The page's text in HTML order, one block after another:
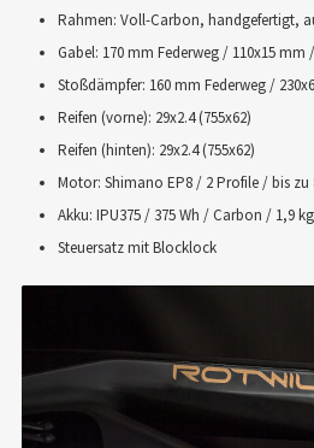
Rahmen: Voll-Carbon, handgefertigt,
Gabel: 170 mm Federweg / 110x15 mm
Stoßdämpfer: 160 mm Federweg /
Reifen (vorne): 29x2.4 (755x62)
Reifen (hinten): 29x2.4 (755x62)
Motor: Shimano EP8 / 2 Profile / bis
Akku: IPU375 / 375 Wh / Carbon / 1,9
Steuersatz mit Blocklock